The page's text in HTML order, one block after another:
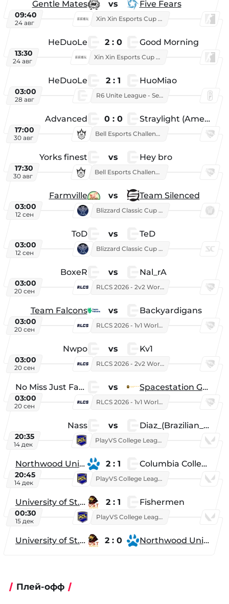
Gentle Mates vs Five Fears
09:40
24 авг
Xin Xin Esports Cup 2025
HeDuoLe 2 : 0 Good Morning
13:30
24 авг
Xin Xin Esports Cup 2026
HeDuoLe 2 : 1 HuoMiao
03:00
28 авг
R6 Unite League - Season 1
Advanced 0 : 0 Straylight (American team)
17:00
30 авг
Bell Esports Challenge 2026
Yorks finest vs Hey bro
17:30
30 авг
Bell Esports Challenge 2026
Farmville vs Team Silenced
03:00
12 сен
Blizzard Classic Cup 2026
ToD vs TeD
03:00
12 сен
Blizzard Classic Cup 2026
BoxeR vs Nal_rA
03:00
20 сен
RLCS 2026 - 2v2 World Championship
Team Falcons vs Backyardigans
03:00
20 сен
RLCS 2026 - 1v1 World Championship
Nwpo vs Kv1
03:00
20 сен
RLCS 2026 - 2v2 World Championship
No Miss Just Fake vs Spacestation Gaming
03:00
20 сен
RLCS 2026 - 1v1 World Championship
Nass vs Diaz_(Brazilian_Player)
20:35
14 дек
PlayVS College League 2025: Fall
Northwood University 2 : 1 Columbia College
20:45
14 дек
PlayVS College League 2025: Fall
University of St. Thomas 2 : 1 Fishermen
00:30
15 дек
PlayVS College League 2025: Fall
University of St. Thomas 2 : 0 Northwood University
Плей-офф